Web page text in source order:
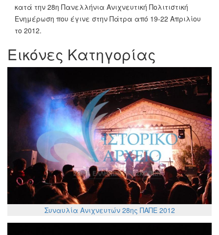
κατά την 28η Πανελλήνια Ανιχνευτική Πολιτιστική
Ενημέρωση που έγινε στην Πάτρα από 19-22 Απριλίου
το 2012.
Εικόνες Κατηγορίας
Συναυλία Ανιχνευτών 28ης ΠΑΠΕ 2012